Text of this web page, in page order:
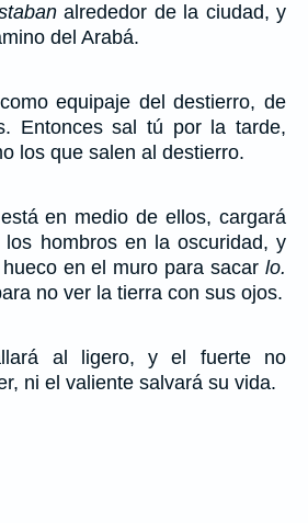
alrededor de la ciudad, y
del Arabá.
equipaje del destierro, de
Entonces sal tú por la tarde,
los que salen al destierro.
en medio de ellos, cargará
los hombros en la oscuridad, y
en el muro para sacar lo.
no ver la tierra con sus ojos.
al ligero, y el fuerte no
ni el valiente salvará su vida.